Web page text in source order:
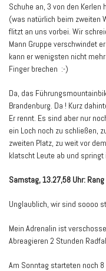
Schuhe an, 3 von den
(was natürlich beim zweiten
flitzt an uns vorbei. Wir
Mann Gruppe verschwindet
kann er wenigsten nicht
Finger brechen :-)
Da, das
Brandenburg. Da ! Kurz
Er rennt. Es sind aber nur
ein Loch noch zu schließen,
zweiten Platz, zu weit vor
klatscht Leute ab und springt
Samstag, 13.27,58 Uhr:
Unglaublich, wir sind soooo
Mein Adrenalin ist
Abreagieren 2 Stunden
Am Sonntag starteten noch